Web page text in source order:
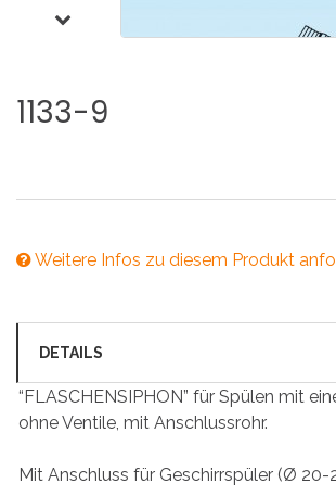
1133-9
Weitere Infos zu diesem Produkt
DETAILS
“FLASCHENSIPHON” für Spülen mit
ohne Ventile, mit Anschlussrohr.
Mit Anschluss für Geschirrspüler (Ø 20-